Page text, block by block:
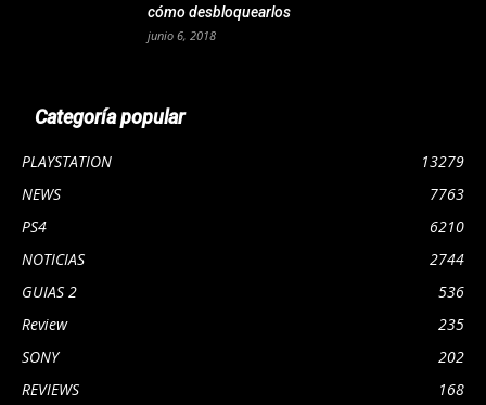
cómo desbloquearlos
junio 6, 2018
Categoría popular
PLAYSTATION
13279
NEWS
7763
PS4
6210
NOTICIAS
2744
GUIAS 2
536
Review
235
SONY
202
REVIEWS
168